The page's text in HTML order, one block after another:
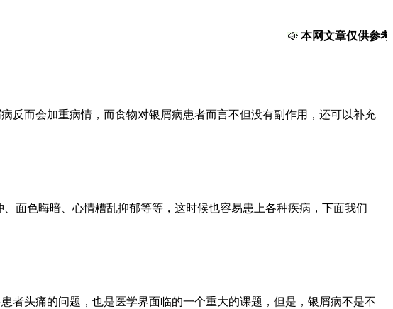
本网文章仅供参考
反而会加重病情，而食物对银屑病患者而言不但没有副作用，还可以补充
面色晦暗、心情糟乱抑郁等等，这时候也容易患上各种疾病，下面我们
者头痛的问题，也是医学界面临的一个重大的课题，但是，银屑病不是不